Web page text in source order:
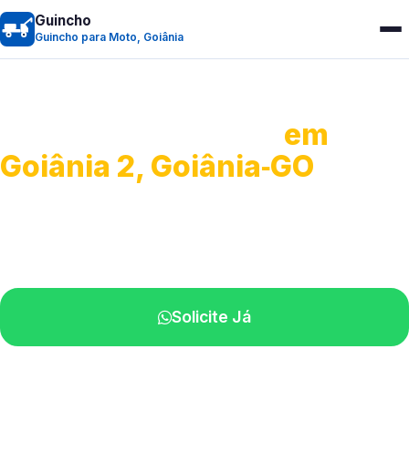
Guincho
Guincho para Moto, Goiânia
em
Goiânia 2, Goiânia‑GO
Solicite Já